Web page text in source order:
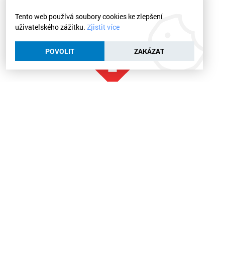
Tento web používá soubory cookies ke zlepšení
uživatelského zážitku. Zjistit více
ZAKÁZAT
POVOLIT